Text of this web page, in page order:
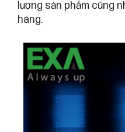
lượng sản phẩm cũng
hàng.